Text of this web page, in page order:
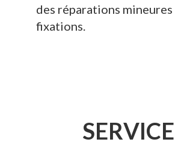
des réparations mineures
fixations.